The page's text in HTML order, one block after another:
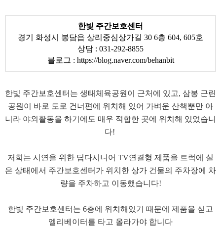
​한빛 주간보호센터
경기 화성시 봉담읍 상리중심상가길 30 6층 604, 605호
상담 : 031-292-8855
블로그 : https://blog.naver.com/behanbit
한빛 주간보호센터는 생태체육공원이 근처에 있고, 삼봉 근린
공원이 바로 도로 건너편에 위치해 있어 가벼운 산책뿐만 아
니라 야외활동을 하기에도 매우 적합한 곳에 위치해 있었습니
다!
​저희는 시연을 위한 딥다시니어 TV연결형 제품을 트럭에 실
은 상태에서 주간보호센터가 위치한 상가 건물의 주차장에 차
량을 주차하고 이동했습니다!
한빛 주간보호센터는 6층에 위치해있기 때문에 제품을 싣고
엘리베이터를 타고 올라가야 합니다